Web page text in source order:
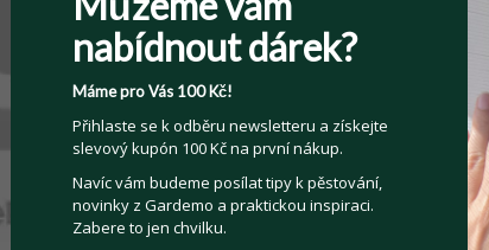
Heslo
nabídnout dárek?
Máme pro Vás 100 Kč!
Přihlaste se k odběru newsletteru a získejte
slevový kupón 100 Kč na první nákup.
Navíc vám budeme posílat tipy k pěstování,
novinky z Gardemo a praktickou inspiraci.
Zabere to jen chvilku.